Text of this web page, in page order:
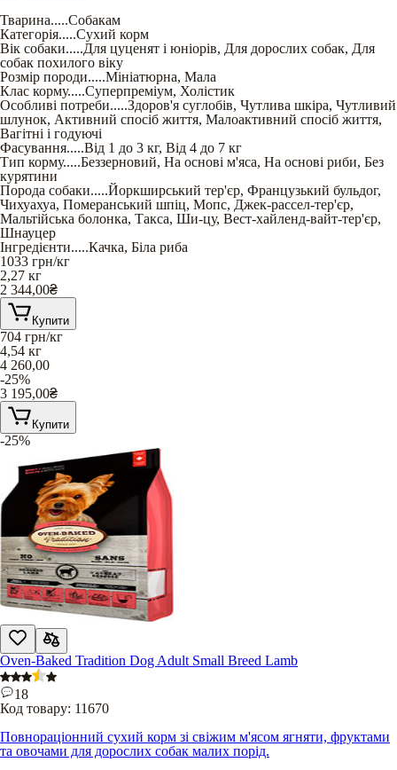
Тварина.....Собакам
Категорія.....Сухий корм
Вік собаки.....Для цуценят і юніорів, Для дорослих собак, Для
собак похилого віку
Розмір породи.....Мініатюрна, Мала
Клас корму.....Суперпреміум, Холістик
Особливі потреби.....Здоров'я суглобів, Чутлива шкіра, Чутливий
шлунок, Активний спосіб життя, Малоактивний спосіб життя,
Вагітні і годуючі
Фасування.....Від 1 до 3 кг, Від 4 до 7 кг
Тип корму.....Беззерновий, На основі м'яса, На основі риби, Без
курятини
Порода собаки.....Йоркширський тер'єр, Французький бульдог,
Чихуахуа, Померанський шпіц, Мопс, Джек-рассел-тер'єр,
Мальтійська болонка, Такса, Ши-цу, Вест-хайленд-вайт-тер'єр,
Шнауцер
Інгредієнти.....Качка, Біла риба
1033 грн/кг
2,27 кг
2 344,00₴
Купити
704 грн/кг
4,54 кг
4 260,00
-25%
3 195,00₴
Купити
-25%
Oven-Baked Tradition Dog Adult Small Breed Lamb
18
Код товару: 11670
Повнораціонний сухий корм зі свіжим м'ясом ягняти, фруктами
та овочами для дорослих собак малих порід.